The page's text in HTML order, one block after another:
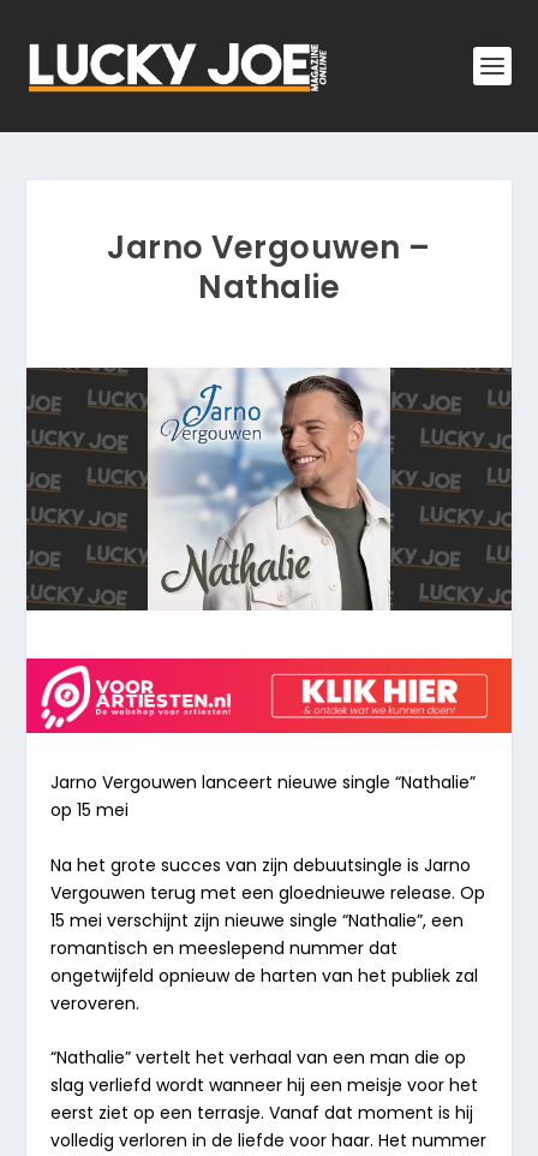
Jarno Vergouwen –
Nathalie
Jarno Vergouwen lanceert nieuwe single “Nathalie”
op 15 mei
Na het grote succes van zijn debuutsingle is Jarno
Vergouwen terug met een gloednieuwe release. Op
15 mei verschijnt zijn nieuwe single “Nathalie”, een
romantisch en meeslepend nummer dat
ongetwijfeld opnieuw de harten van het publiek zal
veroveren.
“Nathalie” vertelt het verhaal van een man die op
slag verliefd wordt wanneer hij een meisje voor het
eerst ziet op een terrasje. Vanaf dat moment is hij
volledig verloren in de liefde voor haar. Het nummer